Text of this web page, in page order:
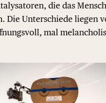
die das
Die Unterschiede liegen
mal